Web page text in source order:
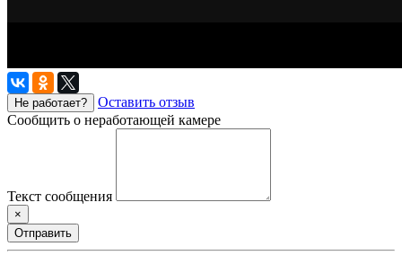
Не работает?
Оставить отзыв
Сообщить о неработающей камере
Текст сообщения
×
Отправить